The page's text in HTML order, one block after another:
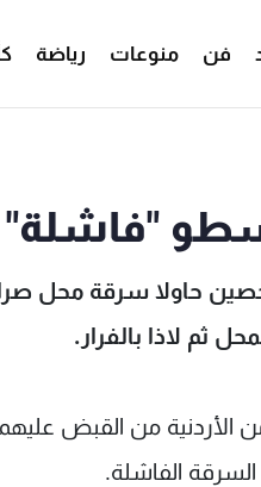
فن منوعات رياضة
سطو "فاشلة"
حاولا سرقة محل
ثم لاذا بالفرار.
الأردنية من القبض
الفاشلة.